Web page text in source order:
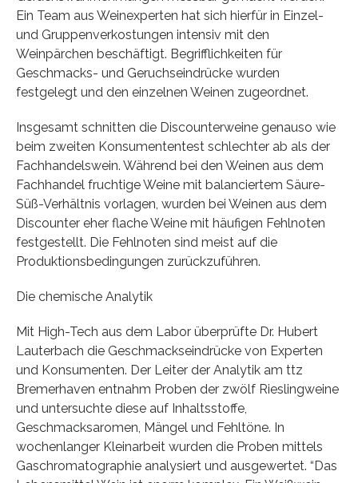
Ein Team aus Weinexperten hat sich hierfür in Einzel-
und Gruppenverkostungen intensiv mit den
Weinpärchen beschäftigt. Begrifflichkeiten für
Geschmacks- und Geruchseindrücke wurden
festgelegt und den einzelnen Weinen zugeordnet.
Insgesamt schnitten die Discounterweine genauso wie
beim zweiten Konsumententest schlechter ab als der
Fachhandelswein. Während bei den Weinen aus dem
Fachhandel fruchtige Weine mit balanciertem Säure-
Süß-Verhältnis vorlagen, wurden bei Weinen aus dem
Discounter eher flache Weine mit häufigen Fehlnoten
festgestellt. Die Fehlnoten sind meist auf die
Produktionsbedingungen zurückzuführen.
Die chemische Analytik
Mit High-Tech aus dem Labor überprüfte Dr. Hubert
Lauterbach die Geschmackseindrücke von Experten
und Konsumenten. Der Leiter der Analytik am ttz
Bremerhaven entnahm Proben der zwölf Rieslingweine
und untersuchte diese auf Inhaltsstoffe,
Geschmacksaromen, Mängel und Fehltöne. In
wochenlanger Kleinarbeit wurden die Proben mittels
Gaschromatographie analysiert und ausgewertet. “Das